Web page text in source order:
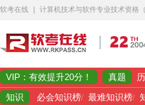
软考在线 计算机技术与软件专业技术资格
VIP：有效提升20分！ 真题
知识 必会知识榜/ 最难知识榜/